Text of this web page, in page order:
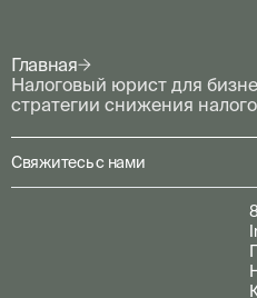
Главная
Налоговый юрист для
стратегии снижения
Свяжитесь с нами